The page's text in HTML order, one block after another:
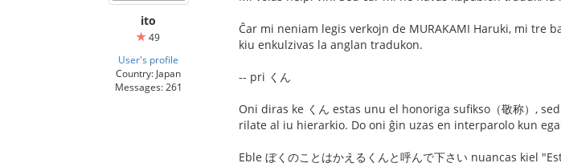
ito
49
User's profile
Country: Japan
Messages: 261
Ĉar mi neniam legis verkojn de MURAKAMI Haruki, mi tre
kiu enkulzivas la anglan tradukon.
-- pri くん
Oni diras ke くん estas unu el honoriga sufikso（敬称）,
rilate al iu hierarkio. Do oni ĝin uzas en interparolo kun
Eble ぼくのことはかえるくんと呼んで下さい nuancas kiel